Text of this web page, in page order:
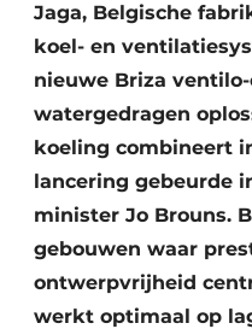
Jaga, Belgische
koel- en
nieuwe Briza
watergedragen
koeling combineert
lancering gebeurde
minister Jo Brouns.
gebouwen waar
ontwerpvrijheid
werkt optimaal op